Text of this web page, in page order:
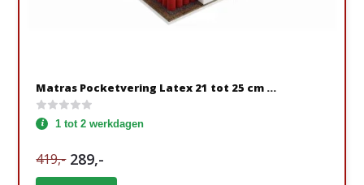
Matras Pocketvering Latex 21 tot 25 cm ...
1 tot 2 werkdagen
419,- 289,-